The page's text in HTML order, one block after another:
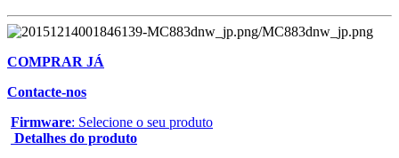
COMPRAR JÁ
Contacte-nos
Firmware: Selecione o seu produto
Detalhes do produto